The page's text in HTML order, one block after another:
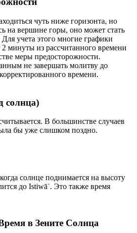
чуть ниже горизонта, но
на вершине горы, оно может стать
учета этого многие графики
минуты из рассчитанного времени
меры предосторожности.
не завершать молитву до
времени.
солнца)
В большинстве случаев
бы уже слишком поздно.
солнце поднимается на высоту
до Istiwāʾ. Это также время
в Зените Солнца